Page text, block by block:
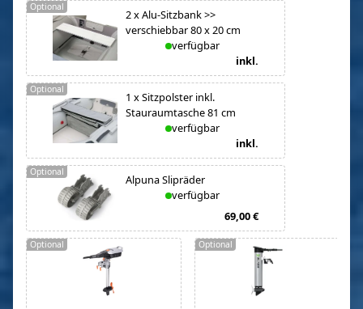
2xAlu-Sitzbank >>
verschiebbar 80 x 20 cm
verfügbar
inkl.
Optional
1 xSitzpolster inkl.
Stauraumtasche 81 cm
verfügbar
inkl.
Optional
Alpuna Slipräder
verfügbar
69,00 €
Optional
Optional Optional